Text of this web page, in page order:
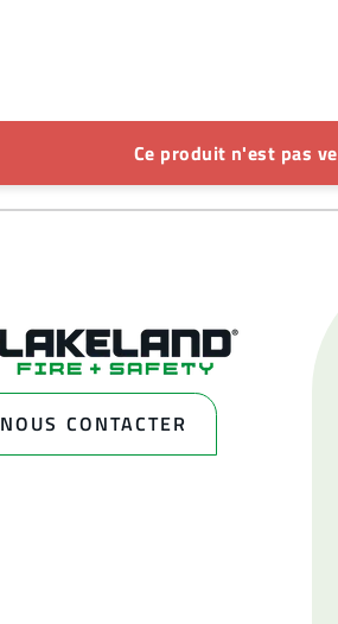
Ce produit n'est pas
NOUS CONTACTER